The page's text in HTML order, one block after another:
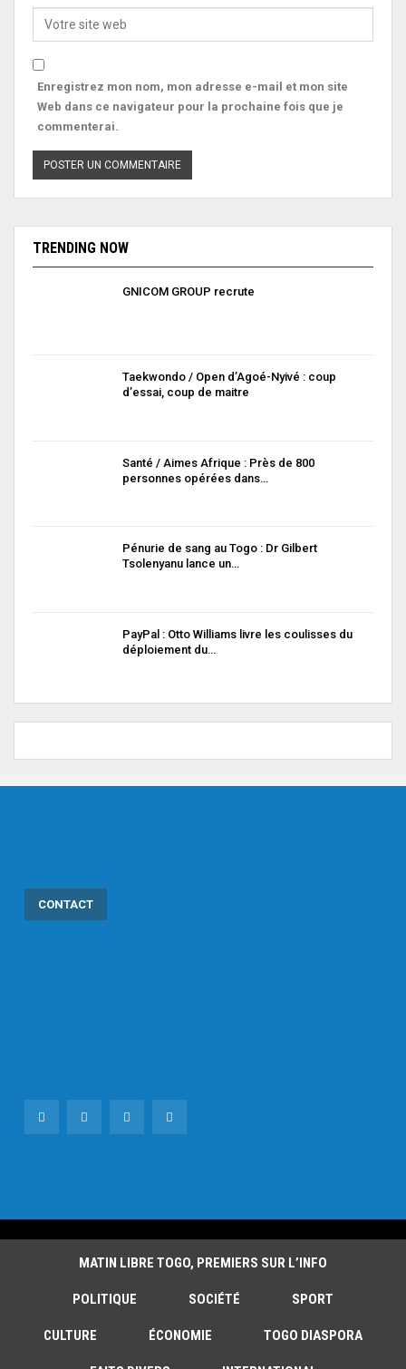
Enregistrez mon nom, mon adresse e-mail et mon site
Web dans ce navigateur pour la prochaine fois que je
commenterai.
TRENDING NOW
GNICOM GROUP recrute
Taekwondo / Open d’Agoé-Nyivé : coup
d’essai, coup de maitre
Santé / Aimes Afrique : Près de 800
personnes opérées dans…
Pénurie de sang au Togo : Dr Gilbert
Tsolenyanu lance un…
PayPal : Otto Williams livre les coulisses du
déploiement du…
CONTACT
MATIN LIBRE TOGO, PREMIERS SUR L’INFO
POLITIQUE SOCIÉTÉ SPORT
CULTURE ÉCONOMIE TOGO DIASPORA